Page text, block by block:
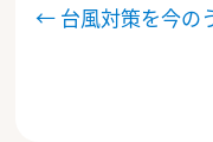
稿
← 台風対策を今の